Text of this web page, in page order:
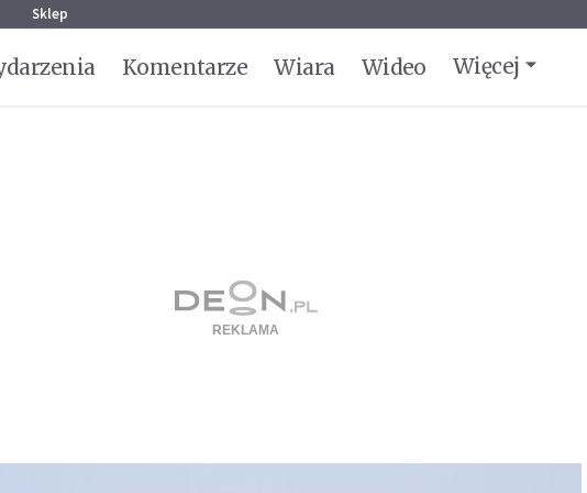
Sklep
Komentarze Wiara Wideo Więcej